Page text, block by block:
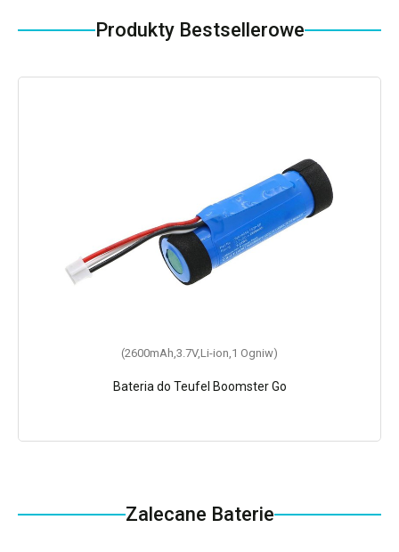
Produkty Bestsellerowe
(2600mAh,3.7V,Li-ion,1 Ogniw)
Bateria do Teufel Boomster Go
Zalecane Baterie